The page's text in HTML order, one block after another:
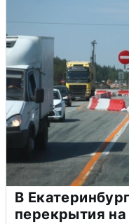
В
перекрытия